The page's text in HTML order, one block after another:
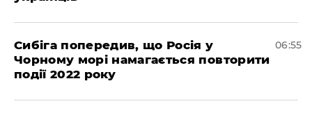
Сибіга попередив, що Росія у
Чорному морі намагається повторити
події 2022 року
06:55